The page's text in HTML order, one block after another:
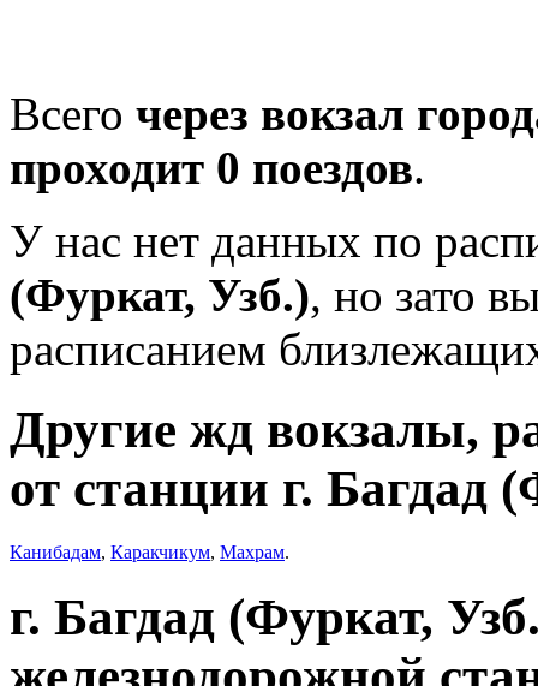
Всего через вокзал
проходит 0 поездов.
У нас нет данных по
(Фуркат, Узб.), но зато
расписанием
Другие жд вокзалы,
от станции г. Багдад
Канибадам, Каракчикум, Махрам.
г. Багдад (Фуркат,